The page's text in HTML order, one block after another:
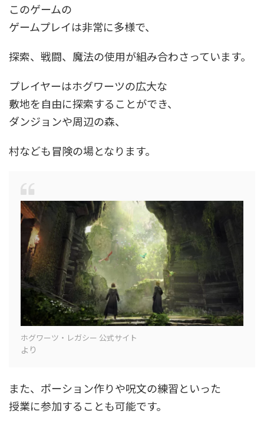
このゲームの
ゲームプレイは非常に多様で、
探索、戦闘、魔法の使用が組み合わさっています。
プレイヤーはホグワーツの広大な
敷地を自由に探索することができ、
ダンジョンや周辺の森、
村なども冒険の場となります。
ホグワーツ・レガシー 公式サイト
より
また、ポーション作りや呪文の練習といった
授業に参加することも可能です。